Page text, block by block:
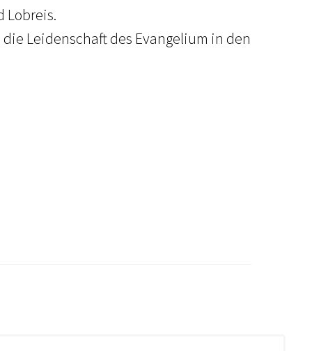
Lobreis.
Leidenschaft des Evangelium in den